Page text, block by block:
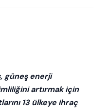
güneş enerji
artırmak için
13 ülkeye ihraç